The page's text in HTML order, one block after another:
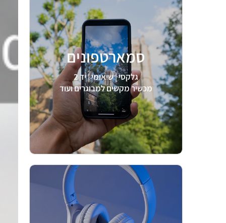
סמארטפונים
גלקסי | שיאומי | יד 2
מכשיר מקשים למבוגרים ועוד
לצפיה >